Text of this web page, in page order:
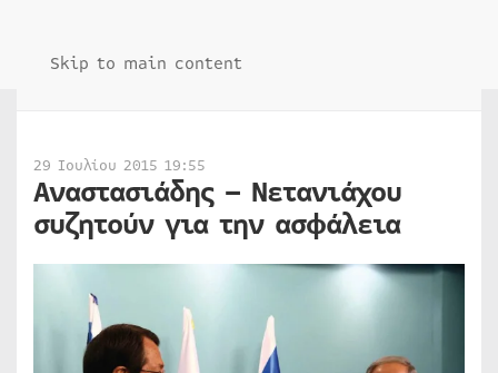
Skip to main content
29 Ιουλίου 2015 19:55
Αναστασιάδης – Νετανιάχου
συζητούν για την ασφάλεια